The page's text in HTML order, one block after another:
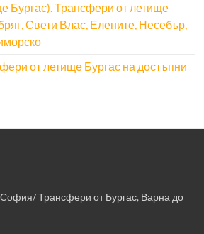
Бургас). Трансфери от летище
Свети Влас, Елените, Несебър,
от летище Бургас на достъпни
Трансфери от Бургас, Варна до